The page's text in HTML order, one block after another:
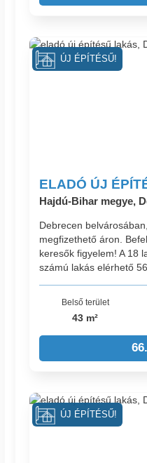
ELADÓ ÚJ
Hajdú-Bihar megye,
Debrecen
megfizethető áron.
keresők figyelem! A 18
számú lakás elérhető
Belső terület
43 m²
ÚJ ÉPÍTÉSŰ!
ÚJ ÉPÍTÉSŰ!